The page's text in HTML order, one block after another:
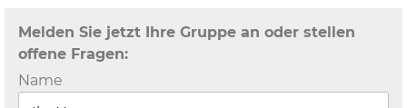
Melden Sie jetzt Ihre Gruppe an oder stellen
offene Fragen:
Name